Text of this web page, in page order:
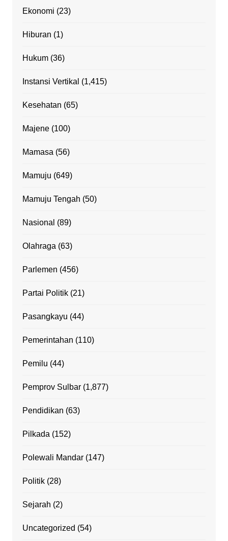
Ekonomi (23)
Hiburan (1)
Hukum(36)
Instansi Vertikal (1,415)
Kesehatan (65)
Majene(100)
Mamasa (56)
Mamuju (649)
Mamuju Tengah (50)
Nasional (89)
Olahraga (63)
Parlemen (456)
Partai Politik(21)
Pasangkayu (44)
Pemerintahan (110)
Pemilu (44)
Pemprov Sulbar(1,877)
Pendidikan (63)
Pilkada (152)
Polewali Mandar(147)
Politik(28)
Sejarah (2)
Uncategorized (54)